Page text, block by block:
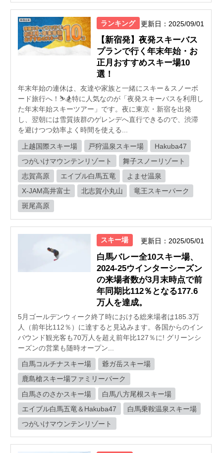
ランキング 更新日：2025/09/01
【新宿発】夜発スキーバス
プランで行く年末年始・お
正月おすすめスキー場10
選！
年末年始の連休は、友達や家族と一緒にスキー＆スノーボ
ード旅行へ！⛷️🏂特に人気なのが「夜発スキーバスを利用し
た年末年始スキーツアー」です。夜に東京・新宿を出発
し、翌朝には雪質抜群のゲレンデへ直行できるので、渋滞
を避けつつ効率よく時間を使える...
上越国際スキー場 戸狩温泉スキー場
Hakuba47
つがいけマウンテンリゾート
舞子スノーリゾート
志賀高原
エイブル白馬五竜
よませ温泉
X-JAM高井富士
北志賀小丸山
竜王スキーパーク
斑尾高原
スキー場 更新日：2025/05/01
白馬バレー全10スキー場、
2024-25ウインターシーズン
の来場者数が3月末時点で前
年同期比112％となる177.6
万人を達成。
5月ゴールデンウィーク終了時における総来場者は185.3万
人（前年比112％）に達すると見込みます。各国からのイン
バウンド観光客も70万人を超え前年比127％に! グリーンシ
ーズンの営業も随時オープン...
白馬コルチナスキー場
爺ガ岳スキー場
鹿島槍スキー場ファミリーパーク
白馬さのさかスキー場
白馬八方尾根スキー場
エイブル白馬五竜＆Hakuba47
白馬乗鞍温泉スキー場
つがいけマウンテンリゾート